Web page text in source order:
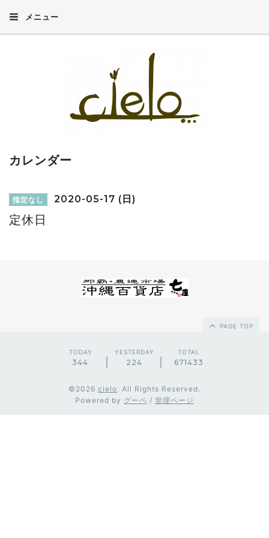
メニュー
カレンダー
指定なし 2020-05-17 (日)
定休日
PAGE TOP
TODAY
344
YESTERDAY
224
TOTAL
671433
©2026 cielo. All Rights Reserved.
Powered by グーペ / 管理ページ